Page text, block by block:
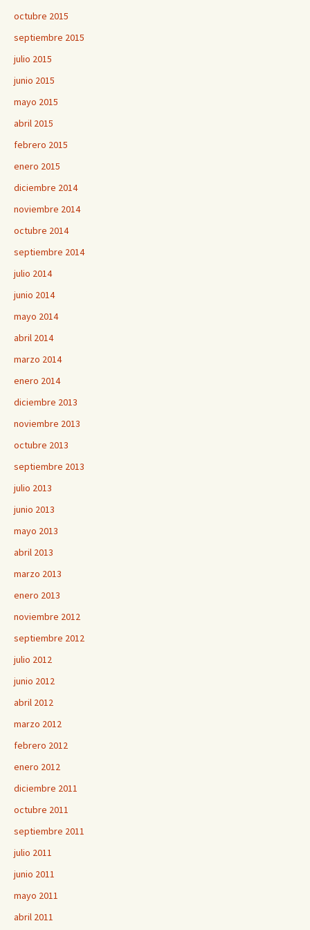
octubre 2015
septiembre 2015
julio 2015
junio 2015
mayo 2015
abril 2015
febrero 2015
enero 2015
diciembre 2014
noviembre 2014
octubre 2014
septiembre 2014
julio 2014
junio 2014
mayo 2014
abril 2014
marzo 2014
enero 2014
diciembre 2013
noviembre 2013
octubre 2013
septiembre 2013
julio 2013
junio 2013
mayo 2013
abril 2013
marzo 2013
enero 2013
noviembre 2012
septiembre 2012
julio 2012
junio 2012
abril 2012
marzo 2012
febrero 2012
enero 2012
diciembre 2011
octubre 2011
septiembre 2011
julio 2011
junio 2011
mayo 2011
abril 2011